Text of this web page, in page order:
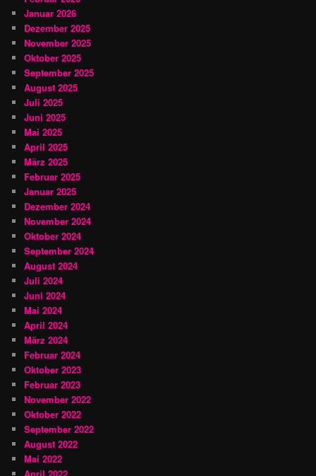
Januar 2026
Dezember 2025
November 2025
Oktober 2025
September 2025
August 2025
Juli 2025
Juni 2025
Mai 2025
April 2025
März 2025
Februar 2025
Januar 2025
Dezember 2024
November 2024
Oktober 2024
September 2024
August 2024
Juli 2024
Juni 2024
Mai 2024
April 2024
März 2024
Februar 2024
Oktober 2023
Februar 2023
November 2022
Oktober 2022
September 2022
August 2022
Mai 2022